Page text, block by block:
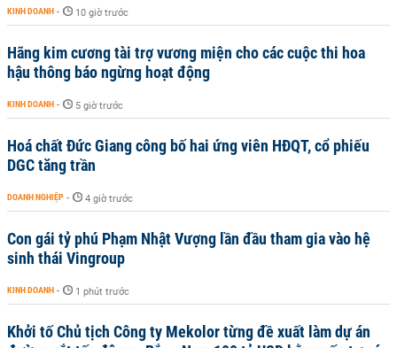
KINH DOANH - 10 giờ trước
Hãng kim cương tài trợ vương miện cho các cuộc thi hoa
hậu thông báo ngừng hoạt động
KINH DOANH - 5 giờ trước
Hoá chất Đức Giang công bố hai ứng viên HĐQT, cổ phiếu
DGC tăng trần
DOANH NGHIỆP - 4 giờ trước
Con gái tỷ phú Phạm Nhật Vượng lần đầu tham gia vào hệ
sinh thái Vingroup
KINH DOANH - 1 phút trước
Khởi tố Chủ tịch Công ty Mekolor từng đề xuất làm dự án